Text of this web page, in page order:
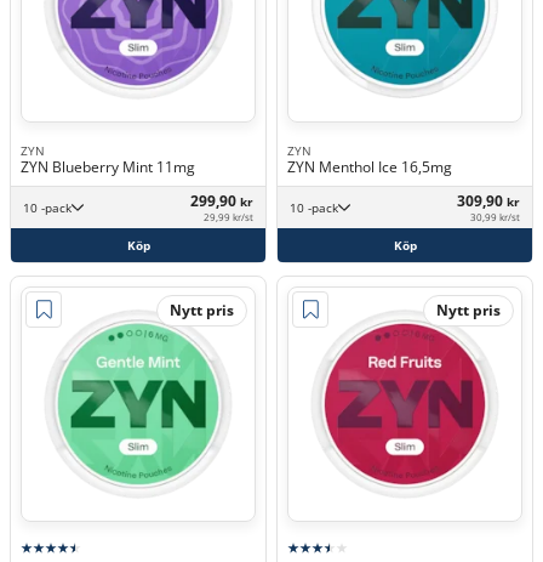
ZYN
ZYN Blueberry Mint 11mg
10 -pack 299,90 kr
29,99 kr/st
Köp
ZYN
ZYN Menthol Ice 16,5mg
10 -pack 309,90 kr
30,99 kr/st
Köp
Nytt pris Nytt pris